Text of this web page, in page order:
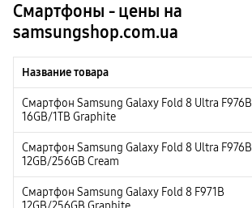
Смартфоны - цены на
samsungshop.com.ua
Название товара
Смартфон Samsung Galaxy Fold 8 Ultra F976B
16GB/1TB Graphite
Смартфон Samsung Galaxy Fold 8 Ultra F976B
12GB/256GB Cream
Смартфон Samsung Galaxy Fold 8 F971B